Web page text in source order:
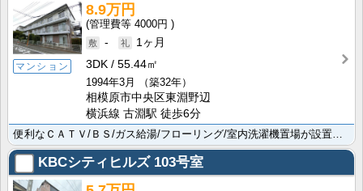
マンション
8.9万円
4000円
-
1ヶ月
3DK
55.44㎡
1994年3月
（築32年）
相模原市中央区東淵野辺
横浜線 古淵駅 徒歩6分
便利なＣＡＴＶ/ＢＳ/ガス給湯/フローリング/室内洗濯機置場が設置されています 魅力的な立地の相模原･･･
KBCシティヒルズ103号室